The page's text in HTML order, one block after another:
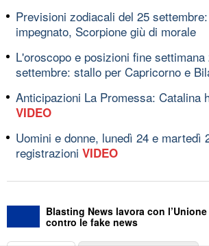
Previsioni zodiacali del 25
impegnato, Scorpione giù di morale
L'oroscopo e posizioni fine settimana
settembre: stallo per Capricorno e
Anticipazioni La Promessa: Catalina
VIDEO
Uomini e donne, lunedì 24 e martedì
registrazioni VIDEO
Blasting News lavora con
contro le fake news